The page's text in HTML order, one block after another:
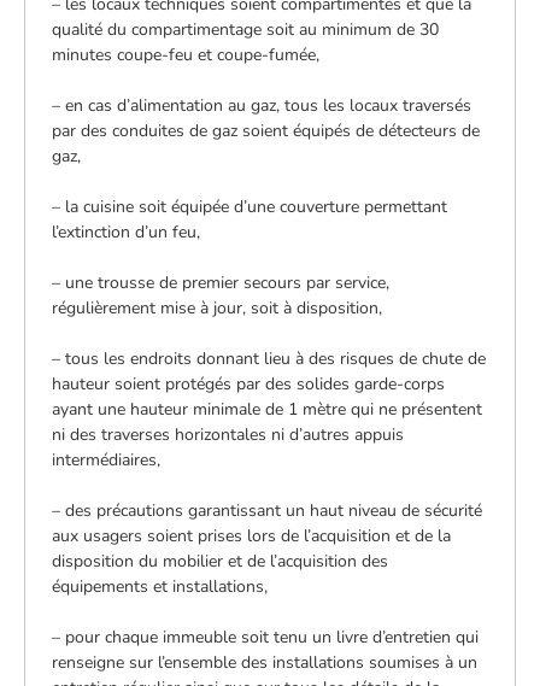
qualité du compartimentage soit au minimum de 30
minutes coupe-feu et coupe-fumée,
– en cas d’alimentation au gaz, tous les locaux traversés
par des conduites de gaz soient équipés de détecteurs de
gaz,
– la cuisine soit équipée d’une couverture permettant
l’extinction d’un feu,
– une trousse de premier secours par service,
régulièrement mise à jour, soit à disposition,
– tous les endroits donnant lieu à des risques de chute de
hauteur soient protégés par des solides garde-corps
ayant une hauteur minimale de 1 mètre qui ne présentent
ni des traverses horizontales ni d’autres appuis
intermédiaires,
– des précautions garantissant un haut niveau de sécurité
aux usagers soient prises lors de l’acquisition et de la
disposition du mobilier et de l’acquisition des
équipements et installations,
– pour chaque immeuble soit tenu un livre d’entretien qui
renseigne sur l’ensemble des installations soumises à un